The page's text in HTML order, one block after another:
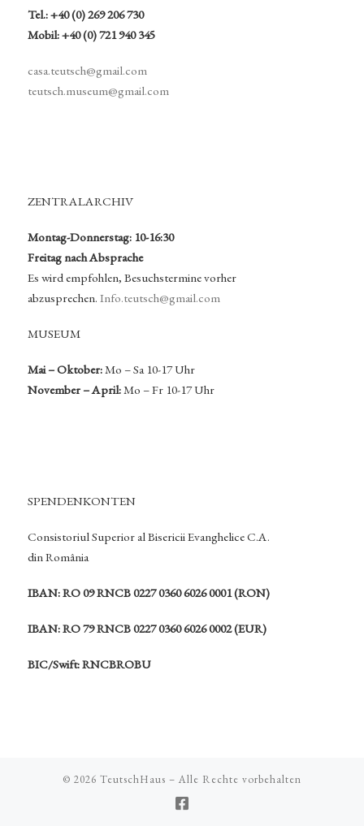
Tel.: +40 (0) 269 206 730
Mobil: +40 (0) 721 940 345
casa.teutsch@gmail.com
teutsch.museum@gmail.com
ZENTRALARCHIV
Montag-Donnerstag: 10-16:30
Freitag nach Absprache
Es wird empfohlen, Besuchstermine vorher
abzusprechen. Info.teutsch@gmail.com
MUSEUM
Mai – Oktober:Mo – Sa 10-17 Uhr
November – April:Mo – Fr 10-17 Uhr
SPENDENKONTEN
Consistoriul Superior al Bisericii Evanghelice C.A.
din România
IBAN: RO 09 RNCB 0227 0360 6026 0001 (RON)
IBAN: RO 79 RNCB 0227 0360 6026 0002 (EUR)
BIC/Swift: RNCBROBU
© 2026 TeutschHaus – Alle Rechte vorbehalten